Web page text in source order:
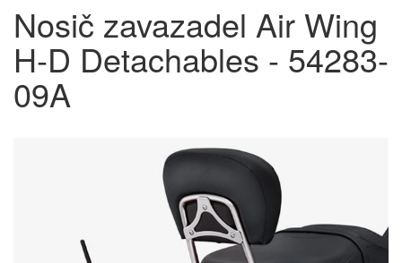
Nosič zavazadel Air Wing
H‑D Detachables - 54283-
09A